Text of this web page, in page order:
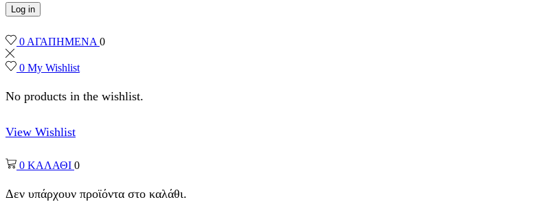
Log in
0 ΑΓΑΠΗΜΕΝΑ 0
0 My Wishlist
No products in the wishlist.
View Wishlist
0 ΚΑΛΑΘΙ 0
Δεν υπάρχουν προϊόντα στο καλάθι.